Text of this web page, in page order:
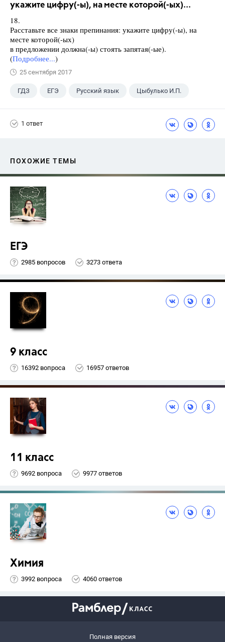
укажите цифру(-ы), на месте которой(-ых)...
18.
Расставьте все знаки препинания: укажите цифру(-ы), на
месте которой(-ых)
в предложении должна(-ы) стоять запятая(-ые).
(Подробнее...)
25 сентября 2017
ГДЗ ЕГЭ Русский язык Цыбулько И.П.
1 ответ
ПОХОЖИЕ ТЕМЫ
ЕГЭ
2985 вопросов 3273 ответа
9 класс
16392 вопроса 16957 ответов
11 класс
9692 вопроса 9977 ответов
Химия
3992 вопроса 4060 ответов
Полная версия